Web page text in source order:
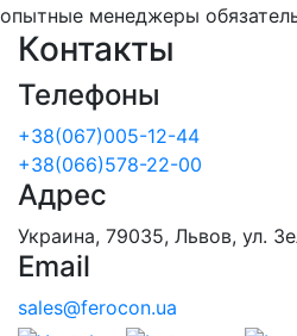
опытные менеджеры
Контакты
Телефоны
+38(067)005-12-44
+38(066)578-22-00
Адрес
Украина, 79035, Львов, ул.
Email
sales@ferocon.ua